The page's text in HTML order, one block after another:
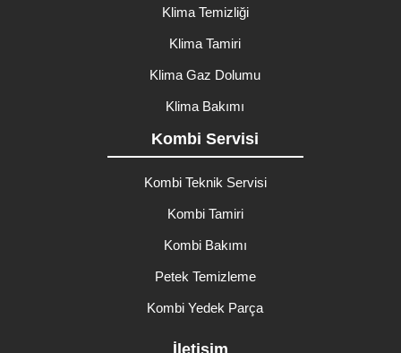
Klima Temizliği
Klima Tamiri
Klima Gaz Dolumu
Klima Bakımı
Kombi Servisi
Kombi Teknik Servisi
Kombi Tamiri
Kombi Bakımı
Petek Temizleme
Kombi Yedek Parça
İletişim